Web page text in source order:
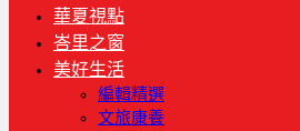
華夏視點
峇里之窗
美好生活
編輯精選
文旅康養